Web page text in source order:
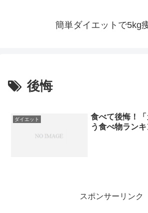
簡単ダイエットで5kg
後悔
ダイエット
食べて後悔！
う食べ物ラン
スポンサーリンク